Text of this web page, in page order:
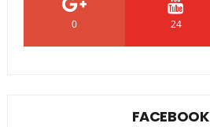
0 24
FACEBOOK